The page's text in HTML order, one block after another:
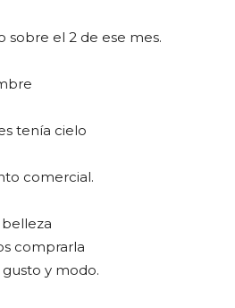
sobre el 2 de ese mes.
tenía cielo
comercial.
comprarla
y modo.